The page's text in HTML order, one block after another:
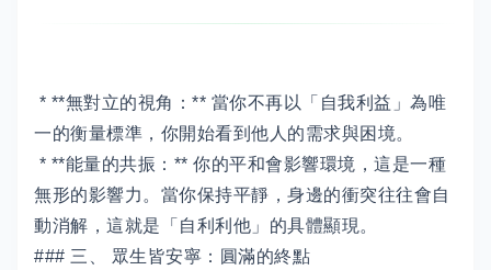
* **無對立的視角：** 當你不再以「自我利益」為唯
一的衡量標準，你開始看到他人的需求與困境。
* **能量的共振：** 你的平和會影響環境，這是一種
無形的影響力。當你保持平靜，身邊的衝突往往會自
動消解，這就是「自利利他」的具體顯現。
### 三、 眾生皆安寧：圓滿的終點